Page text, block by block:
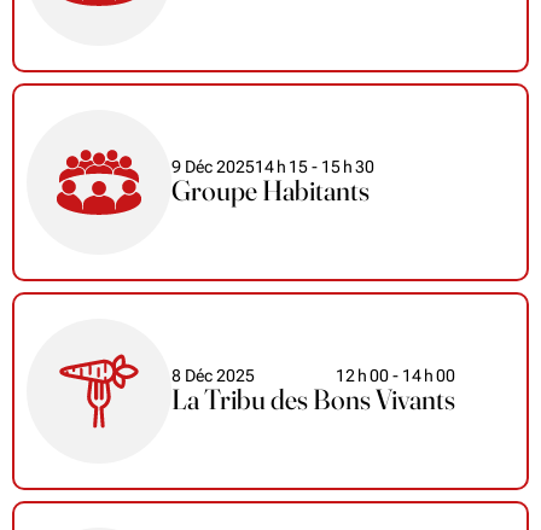
9 Déc 202514h 15- 15h30
Groupe Habitants
8 Déc 2025 12 h00- 14h00
La Tribu des Bons Vivants